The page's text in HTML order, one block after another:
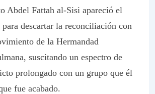
Abdel Fattah al-Sisi apareció el
para descartar la reconciliación con
de la Hermandad
suscitando un espectro de
prolongado con un grupo que él
fue acabado.